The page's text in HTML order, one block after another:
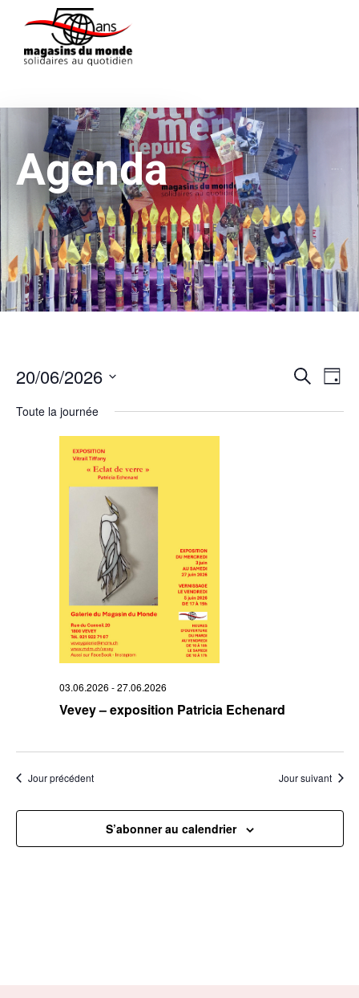
Agenda
et
Recherche
de
Jour
20/06/2026
une
date.
Toute la journée
03.06.2026 -27.06.2026
Vevey – exposition Patricia Echenard
Jour précédent Jour suivant
S’abonner au calendrier